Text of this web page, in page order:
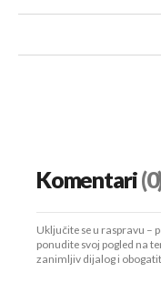
Komentari
Uključite se u raspravu –
ponudite svoj pogled na
zanimljiv dijalog i